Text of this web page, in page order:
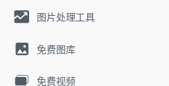
图片处理工具
免费图库
免费视频